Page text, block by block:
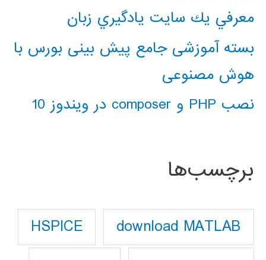
معرفي يك سايت يادگيري زبان
بسته آموزشی جامع پیش بینی بورس با
هوش مصنوعی
نصب PHP و composer در ویندوز 10
برچسب‌ها
download MATLAB
HSPICE